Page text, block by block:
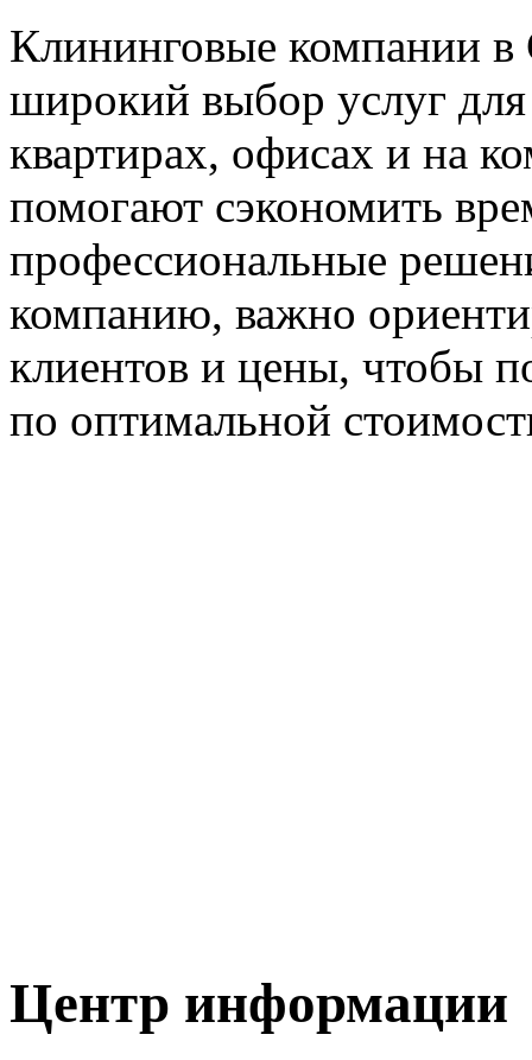
Клининговые компании в
широкий выбор услуг
квартирах, офисах и на
помогают сэкономить
профессиональные
компанию, важно
клиентов и цены, чтобы
по оптимальной
Центр информации